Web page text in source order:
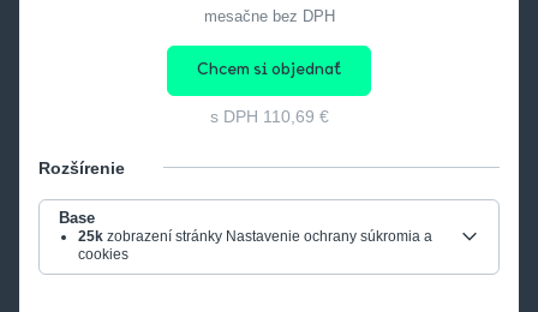
mesačne bez DPH
Chcem si objednať
s DPH 110,69 €
Rozšírenie
Base
25k zobrazení stránky Nastavenie ochrany súkromia a
cookies